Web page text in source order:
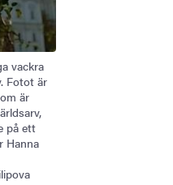
vackra
Fotot är
är
på ett
Hanna